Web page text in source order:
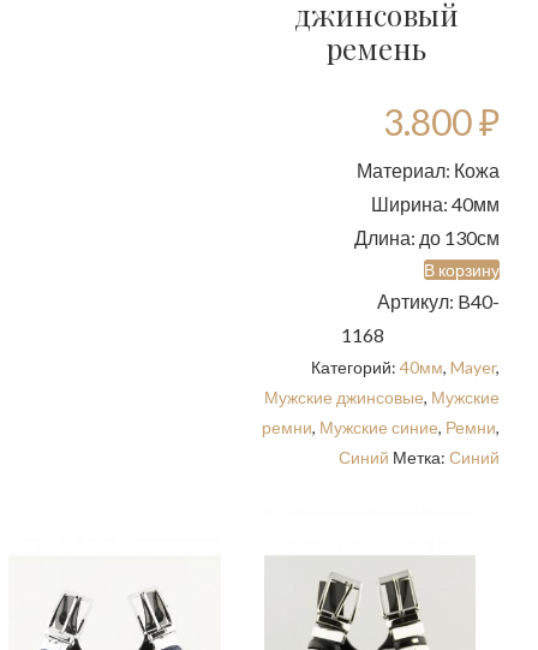
джинсовый
ремень
3.800₽
Материал: Кожа
Ширина: 40мм
Длина: до 130см
В корзину
Артикул: B40-
1168
Категорий:40мм,Mayer,
Мужские джинсовые, Мужские
ремни, Мужские синие, Ремни,
Синий Метка:Синий